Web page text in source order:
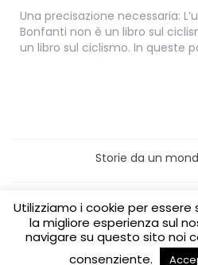
Una precisazione necessaria:
Bonfanti non è un libro sul
un libro sul ciclismo. In queste
Storie da un
Home
Turismo
Laboratori/Visite
Green content per
Utilizziamo i cookie per
la migliore esperienza sul
navigare su questo sito noi
consenziente.